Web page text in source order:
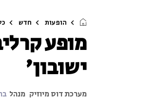
הופעות חדש
מופע
ישובון'
מערכת דוס מיוזיק מנהל